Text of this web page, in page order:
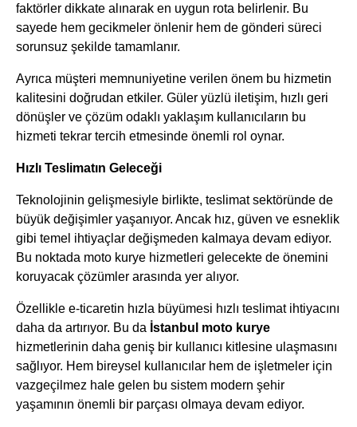
faktörler dikkate alınarak en uygun rota belirlenir. Bu
sayede hem gecikmeler önlenir hem de gönderi süreci
sorunsuz şekilde tamamlanır.
Ayrıca müşteri memnuniyetine verilen önem bu hizmetin
kalitesini doğrudan etkiler. Güler yüzlü iletişim, hızlı geri
dönüşler ve çözüm odaklı yaklaşım kullanıcıların bu
hizmeti tekrar tercih etmesinde önemli rol oynar.
Hızlı Teslimatın Geleceği
Teknolojinin gelişmesiyle birlikte, teslimat sektöründe de
büyük değişimler yaşanıyor. Ancak hız, güven ve esneklik
gibi temel ihtiyaçlar değişmeden kalmaya devam ediyor.
Bu noktada moto kurye hizmetleri gelecekte de önemini
koruyacak çözümler arasında yer alıyor.
Özellikle e-ticaretin hızla büyümesi hızlı teslimat ihtiyacını
daha da artırıyor. Bu da İstanbul moto kurye
hizmetlerinin daha geniş bir kullanıcı kitlesine ulaşmasını
sağlıyor. Hem bireysel kullanıcılar hem de işletmeler için
vazgeçilmez hale gelen bu sistem modern şehir
yaşamının önemli bir parçası olmaya devam ediyor.